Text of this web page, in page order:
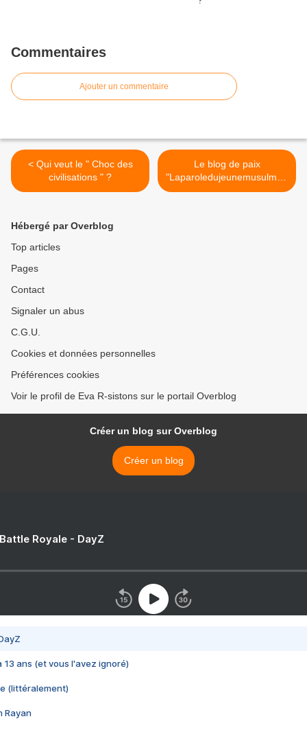
Commentaires
Ajouter un commentaire
< Qui veut le " Choc des
civilisations " ?
Le blog de paix
"Laparoledujeunemusulman
" supprimé par Blogger ! >
Hébergé par Overblog
Top articles
Pages
Contact
Signaler un abus
C.G.U.
Cookies et données personnelles
Préférences cookies
Voir le profil de Eva R-sistons sur le portail Overblog
Créer un blog sur Overblog
Créer un blog
Royale - DayZ
13 ans (et vous l'avez ignoré)
(littéralement)
Rayan